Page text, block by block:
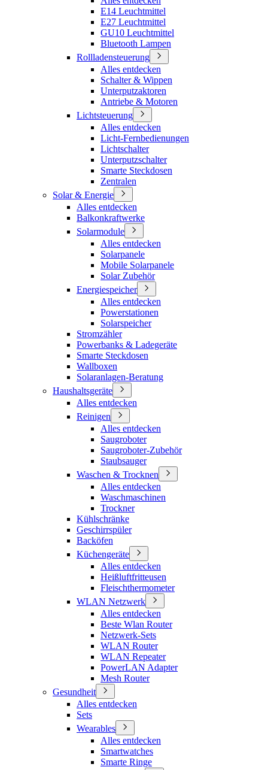
E14 Leuchtmittel
E27 Leuchtmittel
GU10 Leuchtmittel
Bluetooth Lampen
Rollladensteuerung
Alles entdecken
Schalter & Wippen
Unterputzaktoren
Antriebe & Motoren
Lichtsteuerung
Alles entdecken
Licht-Fernbedienungen
Lichtschalter
Unterputzschalter
Smarte Steckdosen
Zentralen
Solar & Energie
Alles entdecken
Balkonkraftwerke
Solarmodule
Alles entdecken
Solarpanele
Mobile Solarpanele
Solar Zubehör
Energiespeicher
Alles entdecken
Powerstationen
Solarspeicher
Stromzähler
Powerbanks & Ladegeräte
Smarte Steckdosen
Wallboxen
Solaranlagen-Beratung
Haushaltsgeräte
Alles entdecken
Reinigen
Alles entdecken
Saugroboter
Saugroboter-Zubehör
Staubsauger
Waschen & Trocknen
Alles entdecken
Waschmaschinen
Trockner
Kühlschränke
Geschirrspüler
Backöfen
Küchengeräte
Alles entdecken
Heißluftfritteusen
Fleischthermometer
WLAN Netzwerk
Alles entdecken
Beste Wlan Router
Netzwerk-Sets
WLAN Router
WLAN Repeater
PowerLAN Adapter
Mesh Router
Gesundheit
Alles entdecken
Sets
Wearables
Alles entdecken
Smartwatches
Smarte Ringe